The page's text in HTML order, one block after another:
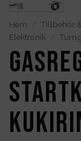
Hem Tillbehör
Elektronik